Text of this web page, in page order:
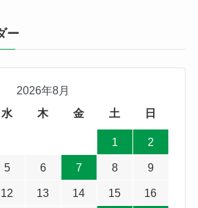
ー
2026年8月
水 木 金 土 日
1 2
5 6 7 8 9
12 13 14 15 16